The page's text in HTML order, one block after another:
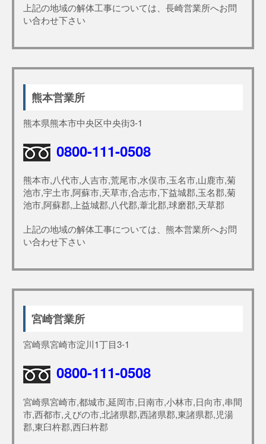
上記の地域の解体工事については、長崎営業所へお問
い合わせ下さい
熊本営業所
熊本県熊本市中央区中央街3-1
0800-111-0508
熊本市,八代市,人吉市,荒尾市,水俣市,玉名市,山鹿市,菊
池市,宇土市,阿蘇市,天草市,合志市,下益城郡,玉名郡,菊
池市,阿蘇郡,上益城郡,八代郡,葦北郡,球磨郡,天草郡
上記の地域の解体工事については、熊本営業所へお問
い合わせ下さい
宮崎営業所
宮崎県宮崎市淀川1丁目3-1
0800-111-0508
宮崎県宮崎市,都城市,延岡市,日南市,小林市,日向市,串間
市,西都市,えびの市,北諸県郡,西諸県郡,東諸県郡,児湯
郡,東臼杵郡,西臼杵郡